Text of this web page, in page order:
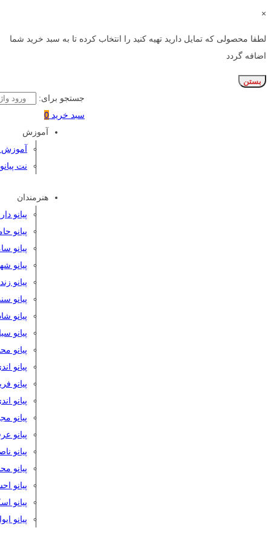
×
لطفا محصولی که تمایل دارید تهیه کنید را انتخاب کرده تا به سبد خرید شما
اضافه گردد
بستن
جستجو برای:
سبد خرید 0
آموزش
آموزش
نت پیانو
هنرمندان
پیانو
پیانو
پیانو
پیانو
پیانو
پیانو
پیانو
پیانو
پیانو
پیانو
پیانو
پیانو
پیانو
پیانو
پیانو
پیانو
پیانو
پیانو
پیانو